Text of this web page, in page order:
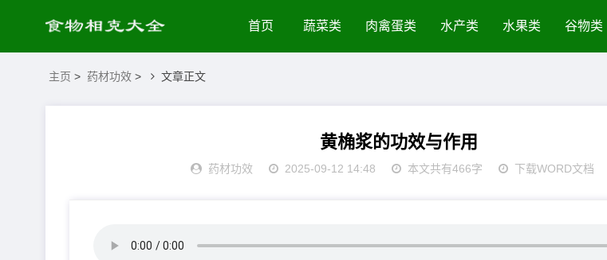
首页 蔬菜类 肉禽蛋类 水产类 水果类 谷物类
主页 > 药材功效 > 文章正文
黄桷浆的功效与作用
药材功效 2025-09-12 14:48 本文共有466字 下载WORD文档